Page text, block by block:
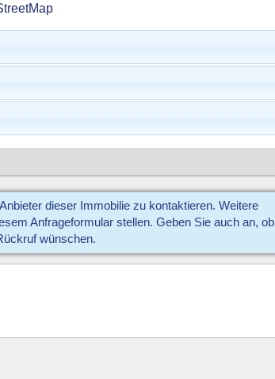
dieser Immobilie zu kontaktieren. Weitere
Anfrageformular stellen. Geben Sie auch an, ob
wünschen.